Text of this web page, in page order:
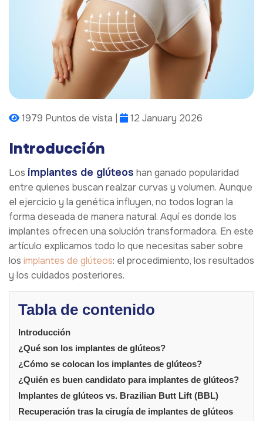
1979 Puntos de vista | 12 January 2026
Introducción
Los implantes de glúteos han ganado popularidad
entre quienes buscan realzar curvas y volumen. Aunque
el ejercicio y la genética influyen, no todos logran la
forma deseada de manera natural. Aquí es donde los
implantes ofrecen una solución transformadora. En este
artículo explicamos todo lo que necesitas saber sobre
los implantes de glúteos: el procedimiento, los resultados
y los cuidados posteriores.
Tabla de contenido
Introducción
¿Qué son los implantes de glúteos?
¿Cómo se colocan los implantes de glúteos?
¿Quién es buen candidato para implantes de glúteos?
Implantes de glúteos vs. Brazilian Butt Lift (BBL)
Recuperación tras la cirugía de implantes de glúteos